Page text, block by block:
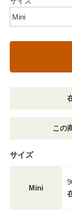
この
サイズ
Mini